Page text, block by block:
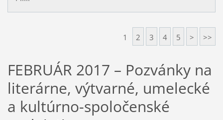
1 2 3 4 5 > >>
FEBRUÁR 2017 – Pozvánky na
literárne, výtvarné, umelecké
a kultúrno-spoločenské